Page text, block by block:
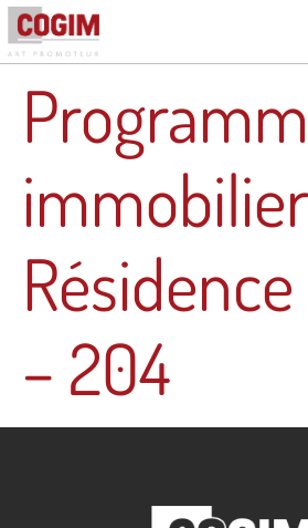
immobilier
– 204